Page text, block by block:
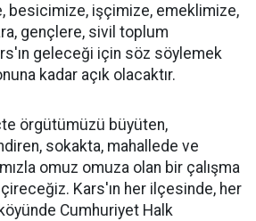
besicimize, işçimize, emeklimize,
gençlere, sivil toplum
geleceği için söz söylemek
kadar açık olacaktır.
örgütümüzü büyüten,
sokakta, mahallede ve
omuz omuza olan bir çalışma
Kars'ın her ilçesinde, her
Cumhuriyet Halk